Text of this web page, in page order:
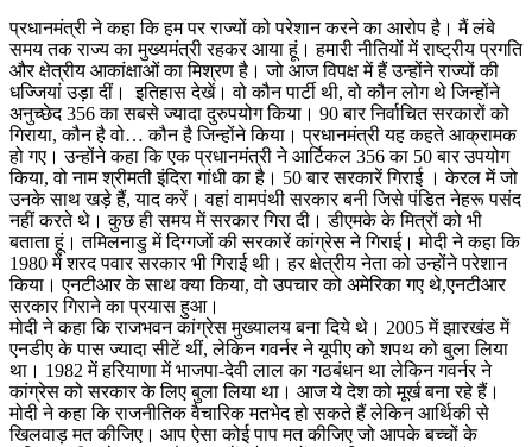
प्रधानमंत्री ने कहा कि हम पर राज्यों को परेशान करने का आरोप है। मैं लंबे
समय तक राज्य का मुख्यमंत्री रहकर आया हूं। हमारी नीतियों में राष्ट्रीय प्रगति
और क्षेत्रीय आकांक्षाओं का मिश्रण है। जो आज विपक्ष में हैं उन्होंने राज्यों की
धज्जियां उड़ा दीं। इतिहास देखें। वो कौन पार्टी थी, वो कौन लोग थे जिन्होंने
अनुच्छेद 356 का सबसे ज्यादा दुरुपयोग किया। 90 बार निर्वाचित सरकारों को
गिराया, कौन है वो… कौन है जिन्होंने किया। प्रधानमंत्री यह कहते आक्रामक
हो गए। उन्होंने कहा कि एक प्रधानमंत्री ने आर्टिकल 356 का 50 बार उपयोग
किया, वो नाम श्रीमती इंदिरा गांधी का है। 50 बार सरकारें गिराई । केरल में जो
उनके साथ खड़े हैं, याद करें। वहां वामपंथी सरकार बनी जिसे पंडित नेहरू पसंद
नहीं करते थे। कुछ ही समय में सरकार गिरा दी। डीएमके के मित्रों को भी
बताता हूं। तमिलनाडु में दिग्गजों की सरकारें कांग्रेस ने गिराई। मोदी ने कहा कि
1980 में शरद पवार सरकार भी गिराई थी। हर क्षेत्रीय नेता को उन्होंने परेशान
किया। एनटीआर के साथ क्या किया, वो उपचार को अमेरिका गए थे,एनटीआर
सरकार गिराने का प्रयास हुआ।
मोदी ने कहा कि राजभवन कांग्रेस मुख्यालय बना दिये थे। 2005 में झारखंड में
एनडीए के पास ज्यादा सीटें थीं, लेकिन गवर्नर ने यूपीए को शपथ को बुला लिया
था। 1982 में हरियाणा में भाजपा-देवी लाल का गठबंधन था लेकिन गवर्नर ने
कांग्रेस को सरकार के लिए बुला लिया था। आज ये देश को मूर्ख बना रहे हैं।
मोदी ने कहा कि राजनीतिक वैचारिक मतभेद हो सकते हैं लेकिन आर्थिकी से
खिलवाड़ मत कीजिए। आप ऐसा कोई पाप मत कीजिए जो आपके बच्चों के